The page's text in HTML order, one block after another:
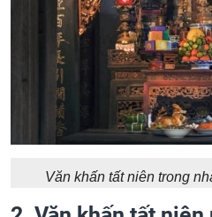
Văn khấn tất niên trong